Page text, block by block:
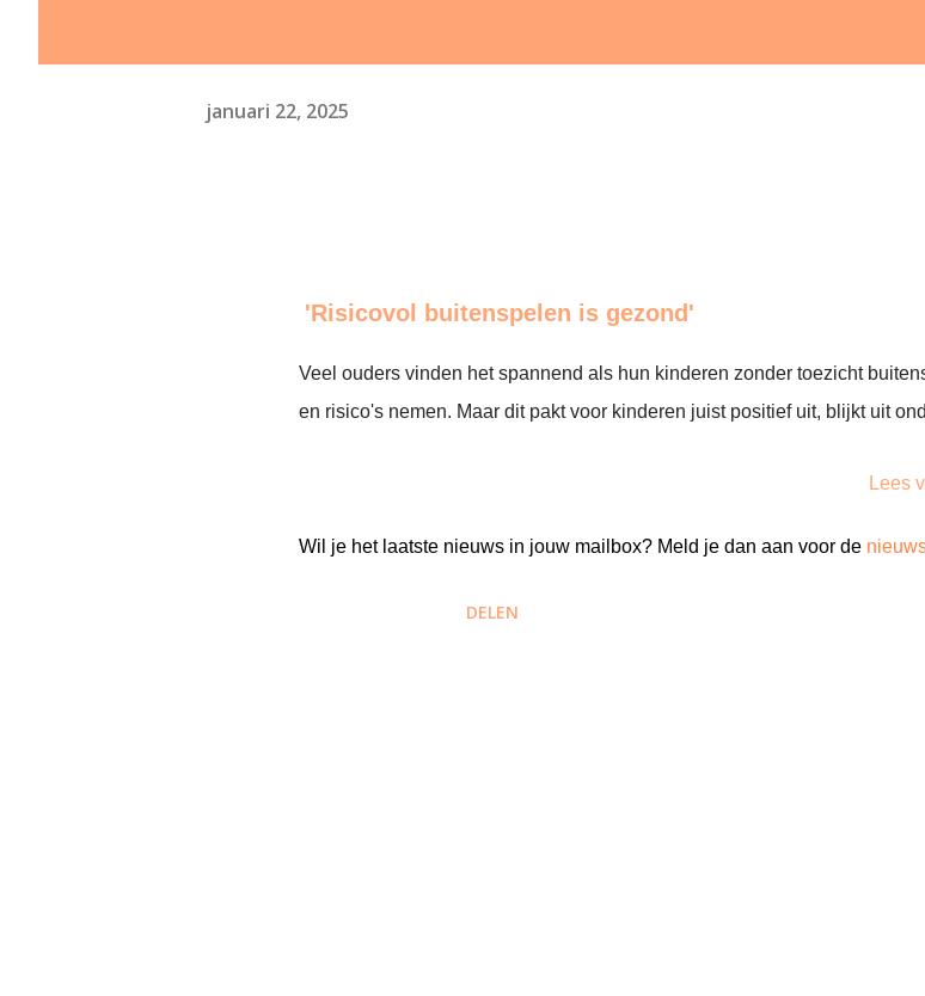
januari 22, 2025
'Risicovol buitenspelen is gezond'
Veel ouders vinden het spannend als hun kinderen zonder toezicht
en risico's nemen. Maar dit pakt voor kinderen juist positief uit, blijkt uit
Lees
Wil je het laatste nieuws in jouw mailbox? Meld je dan aan voor de
DELEN